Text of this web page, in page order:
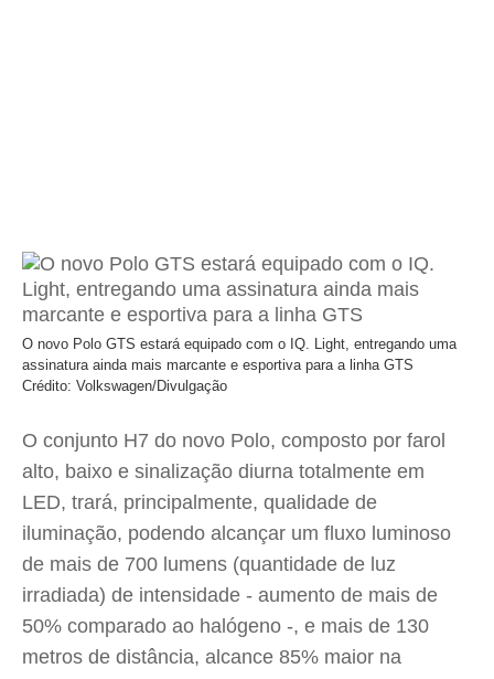
O novo Polo GTS estará equipado com o IQ. Light, entregando uma
assinatura ainda mais marcante e esportiva para a linha GTS
Crédito: Volkswagen/Divulgação
O conjunto H7 do novo Polo, composto por farol
alto, baixo e sinalização diurna totalmente em
LED, trará, principalmente, qualidade de
iluminação, podendo alcançar um fluxo luminoso
de mais de 700 lumens (quantidade de luz
irradiada) de intensidade - aumento de mais de
50% comparado ao halógeno -, e mais de 130
metros de distância, alcance 85% maior na